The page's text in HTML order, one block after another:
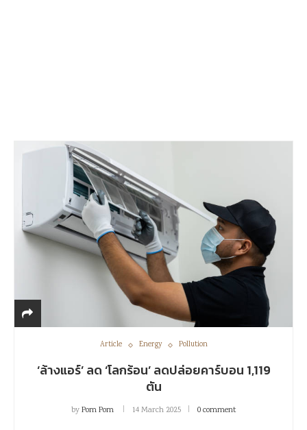
Article Energy Pollution
‘ล้างแอร์’ ลด ‘โลกร้อน’ ลดปล่อยคาร์บอน 1,119
ตัน
byPom Pom 14 March 2025 0 comment